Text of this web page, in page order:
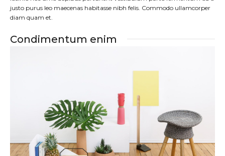
justo purus leo maecenas habitasse nibh felis. Commodo ullamcorper
diam quam et.
Condimentum enim